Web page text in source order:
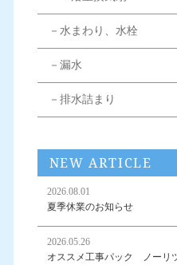
－水まわり、水栓
－漏水
－排水詰まり
NEW ARTICLE
2026.08.01
夏季休業のお知らせ
2026.05.26
オススメ工事パック ノーリ